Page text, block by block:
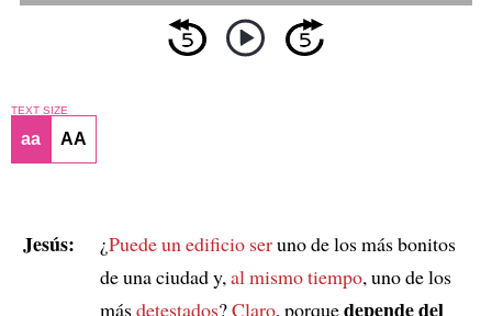
TEXT SIZE
aa AA
Jesús: ¿Puede un edificio seruno de los más bonitos
de una ciudad y, al mismo tiempo, uno de los
másdetestados?Claro, porquedepende del